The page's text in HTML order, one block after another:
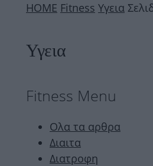
ΗΟΜΕ Fitness Υγεια
Υγεια
Fitness Menu
Ολα τα αρθρα
Διαιτα
Διατροφη